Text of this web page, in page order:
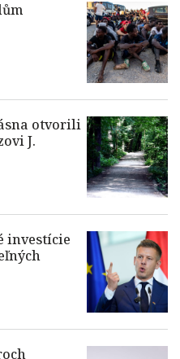
otvorili
J.
investície